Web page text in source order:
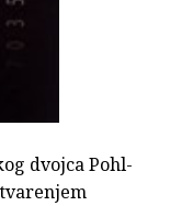
dvojca Pohl-